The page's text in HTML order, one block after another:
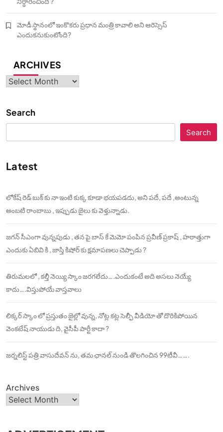
మోడీ స్థానంలో ఇంకొకరు ప్రధాన మంత్రి కావాలి అని ఆరెస్సెస్‌
ఎందుకనుకుంటోంది?
ARCHIVES
Archives
Search
Search
Latest
లోకేష్ రెడ్ బుక్ కు నా ఇంటి కుక్క కూడా భయపడదు, అని పదే, పదే ,అంటున్న
అంబటి రాంబాబు , ఇప్పుడు జైలు కు వెళ్తున్నాడు.
జగన్ సీఎంగా వున్నపుడు , తన పై బాస్ కే మెమో పంపిన ప్రవీణ్ ప్రకాష్ , హఠాత్తుగా
ఎందుకు ఏబివి కి , జాస్తి కిషోర్ కు క్షమాపణలు చెప్పాడు ?
తిరుమలలో , కల్తీ నెయ్యి స్కాం జరగలేదు….ఎందుకంటే అది అసలు నెయ్యే
కాదు….విస్తుపోయే వాస్తవాలు
లిక్కర్ స్కాం లో ప్రస్తుతం జైల్లో వున్న, నోట్ల కట్ల సెల్ఫీ వీడియో తో దొరికిపోయిన
వెంకటేష్ నాయుడు ది, వైసీపీ పార్టీ కాదా ?
జర్నలిస్ట్ పత్రి వాసుదేవన్ ను, తమ ఛానల్ నుండి తొలగించిన 99టీవీ…….
Archives